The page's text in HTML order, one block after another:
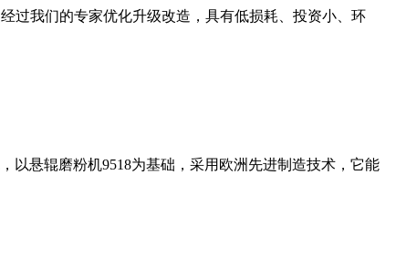
过我们的专家优化升级改造，具有低损耗、投资小、环
悬辊磨粉机9518为基础，采用欧洲先进制造技术，它能